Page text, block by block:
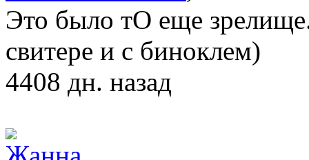
Это было тО еще
свитере и с биноклем)
4408 дн. назад